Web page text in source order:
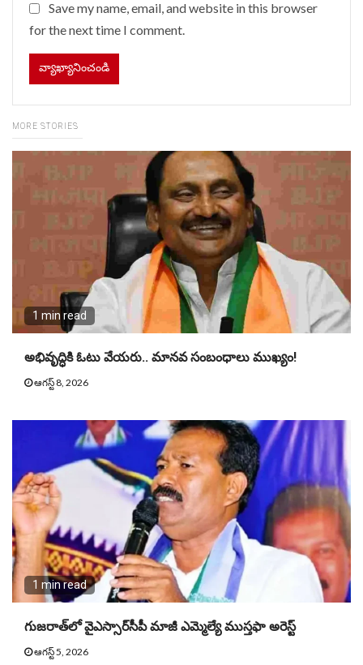
Save my name, email, and website in this browser
for the next time I comment.
MORE STORIES
1 min read
అభివృద్ధికి ఓటు వేయరు.. మానవ సంబంధాలు ముఖ్యం!
ఆగస్ట్ 8, 2026
1 min read
గుజరాత్‌లో వైఎస్సార్​సీపీ మాజీ ఎమ్మెల్యే ముస్తఫా అరెస్ట్
ఆగస్ట్ 5, 2026